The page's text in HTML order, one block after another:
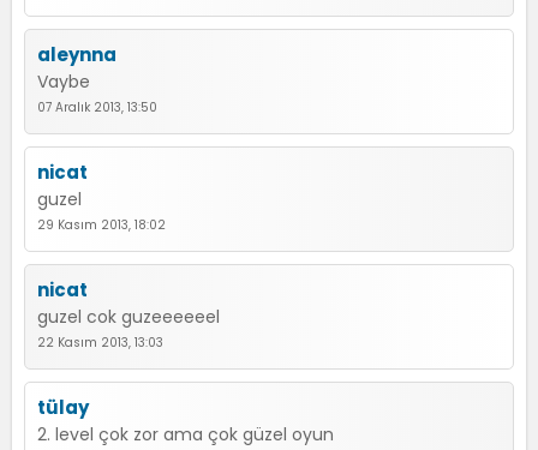
aleynna
Vaybe
07 Aralık 2013, 13:50
nicat
guzel
29 Kasım 2013, 18:02
nicat
guzel cok guzeeeeeel
22 Kasım 2013, 13:03
tülay
2. level çok zor ama çok güzel oyun